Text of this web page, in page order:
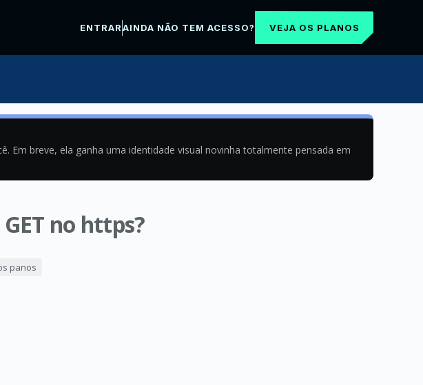
ENTRARAINDA NÃO TEM ACESSO? VEJA OS PLANOS
Em breve, ela ganha uma identidade visual novinha totalmente pensada em
no https?
panos